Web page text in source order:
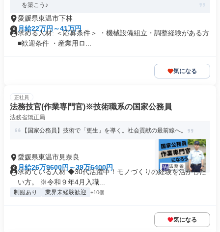
を築こう♪
愛媛県東温市下林
月給22万円～41万円
求める人材: ＜応募条件＞ ・機械設備組立・調整経験がある方
■歓迎条件 ・産業用ロ...
気になる
正社員
法務技官(作業専門官)※技術職系の国家公務員
法務省矯正局
【国家公務員】技術で「更生」を導く。社会貢献の最前線へ。
愛媛県東温市見奈良
月給26万9600円～39万6400円
求めている人材 ◆30代活躍中！モノづくりの経験を活かした
い方。 ※令和９年4月入職...
制服あり 業界未経験歓迎 +10個
気になる